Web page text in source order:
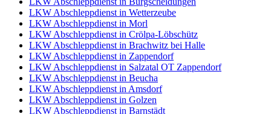
LKW Abschleppdienst in Wetterzeube
LKW Abschleppdienst in Morl
LKW Abschleppdienst in Crölpa-Löbschütz
LKW Abschleppdienst in Brachwitz bei Halle
LKW Abschleppdienst in Zappendorf
LKW Abschleppdienst in Salzatal OT Zappendorf
LKW Abschleppdienst in Beucha
LKW Abschleppdienst in Amsdorf
LKW Abschleppdienst in Golzen
LKW Abschleppdienst in Barnstädt